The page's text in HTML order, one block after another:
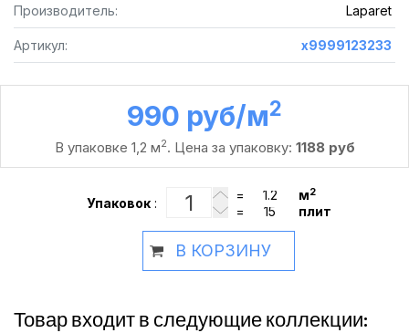
Производитель: Laparet
Артикул: х9999123233
990 руб /м2
В упаковке 1,2 м2. Цена за упаковку: 1188 руб
Упаковок :
= м2
= плит
В КОРЗИНУ
Товар входит в следующие коллекции: